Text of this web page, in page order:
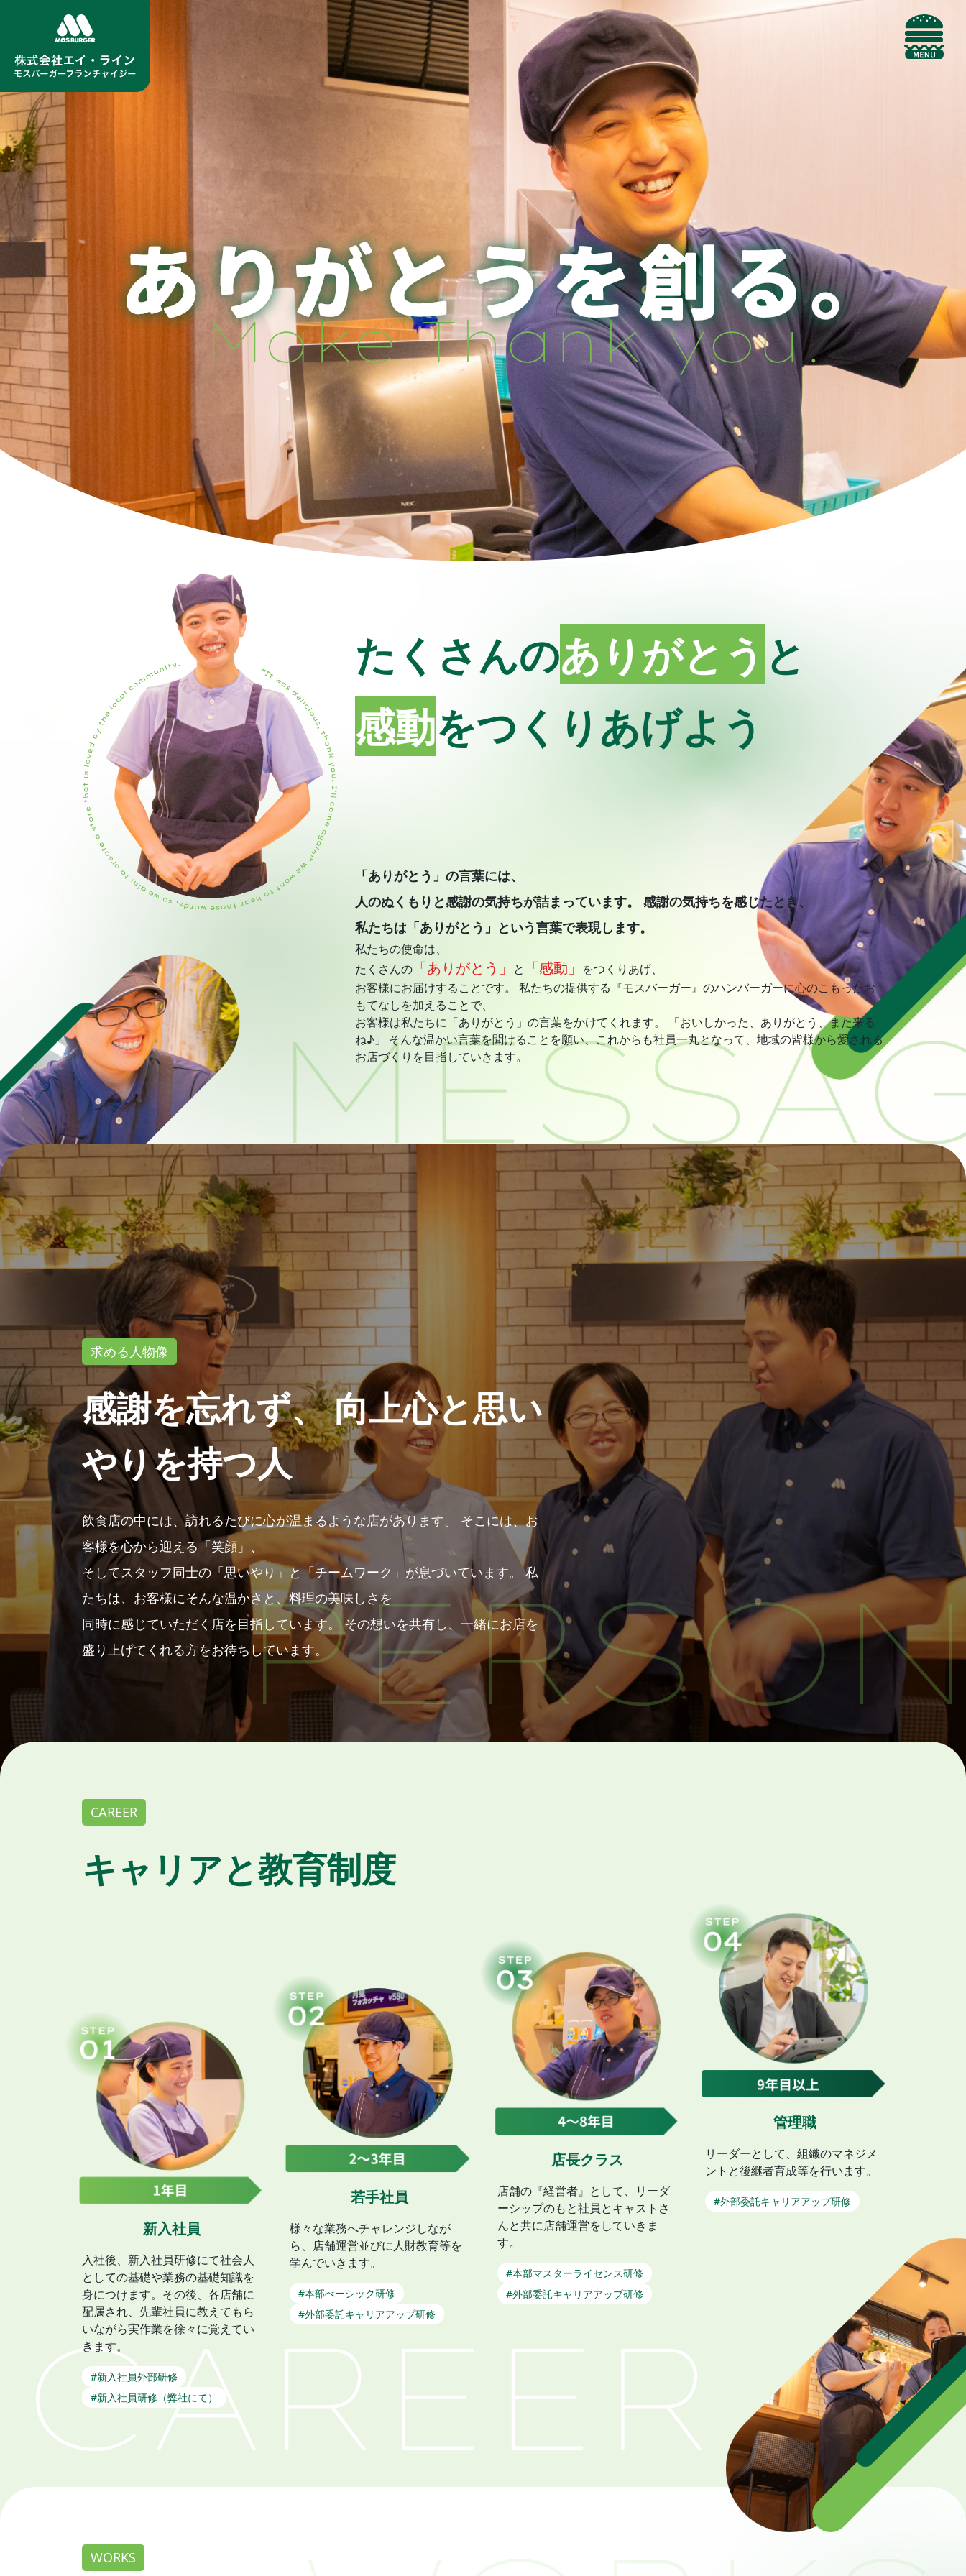
たくさんのありがとう と
感動をつくりあげよう
「ありがとう」の言葉には、
人のぬくもりと感謝の気持ちが詰まっています。 感謝の気持ちを感じたとき、
私たちは「ありがとう」という言葉で表現します。
私たちの使命は、
たくさんの 「ありがとう」 と 「感動」
をつくりあげ、
お客様にお届けすることです。 私たちの提供する『モスバーガー』のハンバーガーに心のこもったお
もてなしを加えることで、
お客様は私たちに「ありがとう」の言葉をかけてくれます。 「おいしかった、ありがとう、また来る
ね♪」 そんな温かい言葉を聞けることを願い、これからも社員一丸となって、地域の皆様から愛される
お店づくりを目指していきます。
求める人物像
感謝を忘れず、 向上心と思い
やりを持つ人
飲食店の中には、訪れるたびに心が温まるような店があります。 そこには、お
客様を心から迎える「笑顔」、
そしてスタッフ同士の「思いやり」と「チームワーク」が息づいています。 私
たちは、お客様にそんな温かさと、料理の美味しさを
同時に感じていただく店を目指しています。 その想いを共有し、一緒にお店を
盛り上げてくれる方をお待ちしています。
CAREER
キャリアと教育制度
新入社員
入社後、新入社員研修にて社会人
としての基礎や業務の基礎知識を
身につけます。その後、各店舗に
配属され、先輩社員に教えてもら
いながら実作業を徐々に覚えてい
きます。
#新入社員外部研修
#新入社員研修（弊社にて）
若手社員
様々な業務へチャレンジしなが
ら、店舗運営並びに人財教育等を
学んでいきます。
#本部べーシック研修
#外部委託キャリアアップ研修
店長クラス
店舗の『経営者』として、リーダ
ーシップのもと社員とキャストさ
んと共に店舗運営をしていきま
す。
#本部マスターライセンス研修
#外部委託キャリアアップ研修
管理職
リーダーとして、組織のマネジメ
ントと後継者育成等を行います。
#外部委託キャリアアップ研修
WORKS